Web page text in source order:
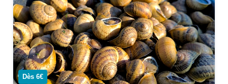
Dégustation
Dès 6€